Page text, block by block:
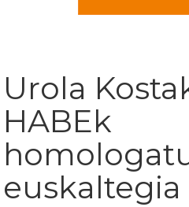
Urola
HABEk
euskaltegia